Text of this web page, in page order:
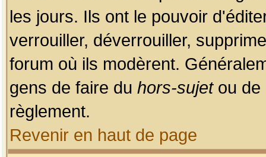
les jours. Ils ont le pouvoir
verrouiller, déverrouiller,
forum où ils modèrent.
gens de faire du hors-sujetou de
règlement.
Revenir en haut de page